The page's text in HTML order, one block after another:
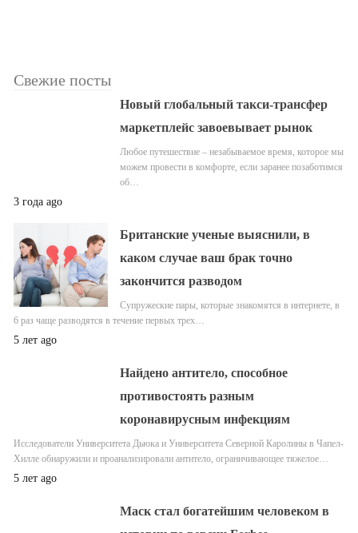
Свежие посты
Новый глобальный такси-трансфер
маркетплейс завоевывает рынок
Любое путешествие – незабываемое время, которое мы
можем провести в комфорте, если заранее позаботимся
об…
3 года ago
Британские ученые выяснили, в
каком случае ваш брак точно
закончится разводом
Супружеские пары, которые знакомятся в интернете, в
6 раз чаще разводятся в течение первых трех…
5 лет ago
Найдено антитело, способное
противостоять разным
коронавирусным инфекциям
Исследователи Университета Дьюка и Университета Северной Каролины в Чапел-
Хилле обнаружили и проанализировали антитело, ограничивающее тяжелое…
5 лет ago
Маск стал богатейшим человеком в